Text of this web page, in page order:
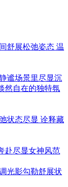
舒展松弛姿态 温
谧场景里尽显沉
然自在的独特氛
状态尽显 诠释藏
赴尽显女神风范
光影勾勒舒展状